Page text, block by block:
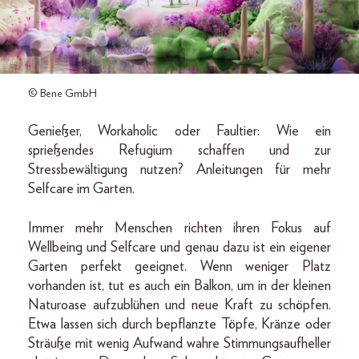
© Bene GmbH
Genießer, Workaholic oder Faultier: Wie ein
sprießendes Refugium schaffen und zur
Stressbewältigung nutzen? Anleitungen für mehr
Selfcare im Garten.
Immer mehr Menschen richten ihren Fokus auf
Wellbeing und Selfcare und genau dazu ist ein eigener
Garten perfekt geeignet. Wenn weniger Platz
vorhanden ist, tut es auch ein Balkon, um in der kleinen
Naturoase aufzublühen und neue Kraft zu schöpfen.
Etwa lassen sich durch bepflanzte Töpfe, Kränze oder
Sträuße mit wenig Aufwand wahre Stimmungsaufheller